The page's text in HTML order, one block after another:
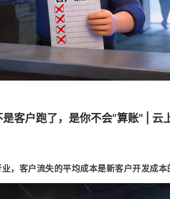
客户跑了，是你不会"算账" | 云
业，客户流失的平均成本是新客户开发成